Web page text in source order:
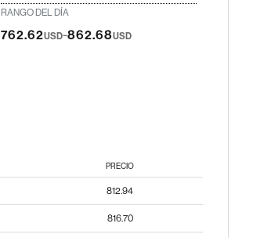
RANGO DEL DÍA
762.62USD-862.68USD
PRECIO
812.94
816.70